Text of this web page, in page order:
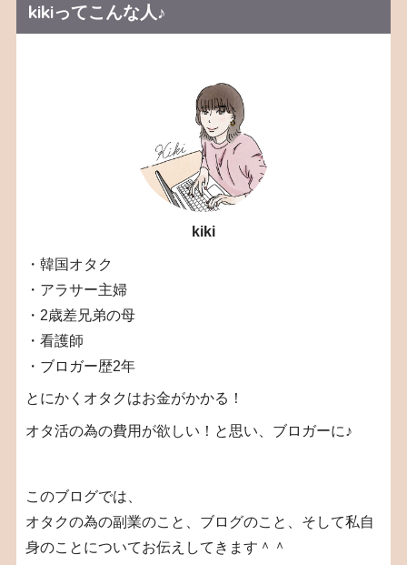
kikiってこんな人♪
kiki
・韓国オタク
・アラサー主婦
・2歳差兄弟の母
・看護師
・ブロガー歴2年
とにかくオタクはお金がかかる！
オタ活の為の費用が欲しい！と思い、ブロガーに♪
このブログでは、
オタクの為の副業のこと、ブログのこと、そして私自
身のことについてお伝えしてきます＾＾